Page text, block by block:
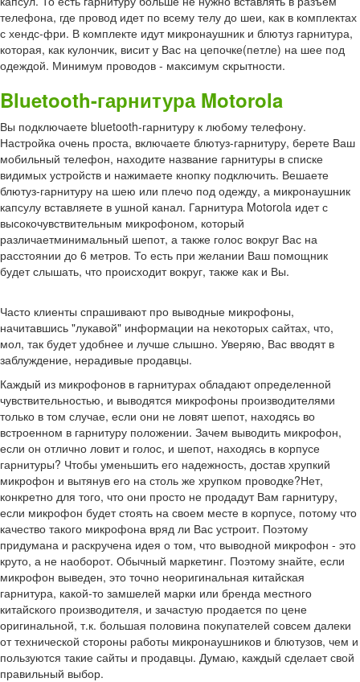
телефона, где провод идет по всему телу до шеи, как в комплектах
с хендс-фри. В комплекте идут микронаушник и блютуз гарнитура,
которая, как кулончик, висит у Вас на цепочке(петле) на шее под
одеждой. Минимум проводов - максимум скрытности.
Bluetooth-гарнитура Motorola
Вы подключаете bluetooth-гарнитуру к любому телефону.
Настройка очень проста, включаете блютуз-гарнитуру, берете Ваш
мобильный телефон, находите название гарнитуры в списке
видимых устройств и нажимаете кнопку подключить. Вешаете
блютуз-гарнитуру на шею или плечо под одежду, а микронаушник
капсулу вставляете в ушной канал. Гарнитура Motorola идет с
высокочувствительным микрофоном, который
различаетминимальный шепот, а также голос вокруг Вас на
расстоянии до 6 метров. То есть при желании Ваш помощник
будет слышать, что происходит вокруг, также как и Вы.
Часто клиенты спрашивают про выводные микрофоны,
начитавшись "лукавой" информации на некоторых сайтах, что,
мол, так будет удобнее и лучше слышно. Уверяю, Вас вводят в
заблуждение, нерадивые продавцы.
Каждый из микрофонов в гарнитурах обладают определенной
чувствительностью, и выводятся микрофоны производителями
только в том случае, если они не ловят шепот, находясь во
встроенном в гарнитуру положении. Зачем выводить микрофон,
если он отлично ловит и голос, и шепот, находясь в корпусе
гарнитуры? Чтобы уменьшить его надежность, достав хрупкий
микрофон и вытянув его на столь же хрупком проводке?Нет,
конкретно для того, что они просто не продадут Вам гарнитуру,
если микрофон будет стоять на своем месте в корпусе, потому что
качество такого микрофона вряд ли Вас устроит. Поэтому
придумана и раскручена идея о том, что выводной микрофон - это
круто, а не наоборот. Обычный маркетинг. Поэтому знайте, если
микрофон выведен, это точно неоригинальная китайская
гарнитура, какой-то замшелей марки или бренда местного
китайского производителя, и зачастую продается по цене
оригинальной, т.к. большая половина покупателей совсем далеки
от технической стороны работы микронаушников и блютузов, чем и
пользуются такие сайты и продавцы. Думаю, каждый сделает свой
правильный выбор.